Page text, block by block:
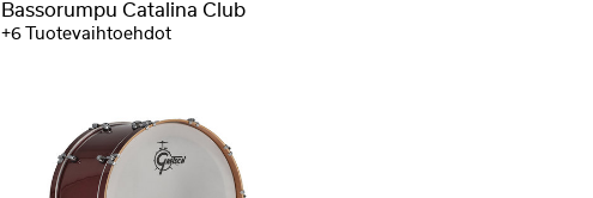
Bassorumpu Catalina Club
+6 Tuotevaihtoehdot